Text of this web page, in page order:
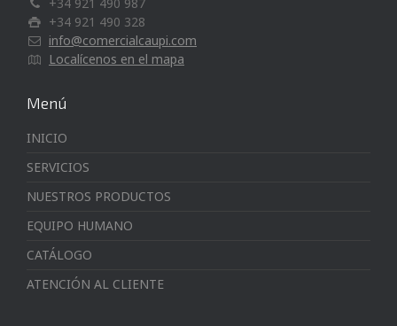
+34 921 490 328
info@comercialcaupi.com
Localícenos en el mapa
Menú
INICIO
SERVICIOS
NUESTROS PRODUCTOS
EQUIPO HUMANO
CATÁLOGO
ATENCIÓN AL CLIENTE